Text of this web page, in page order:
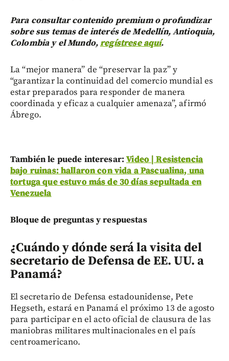
Para consultar contenido premium o profundizar
sobre sus temas de interés de Medellín, Antioquia,
Colombia y el Mundo,regístrese aquí.
La “mejor manera” de “preservar la paz” y
“garantizar la continuidad del comercio mundial es
estar preparados para responder de manera
coordinada y eficaz a cualquier amenaza”, afirmó
Ábrego.
También le puede interesar:Video | Resistencia
bajo ruinas: hallaron con vida a Pascualina, una
tortuga que estuvo más de 30 días sepultada en
Venezuela
Bloque de preguntas y respuestas
¿Cuándo y dónde será la visita del
secretario de Defensa de EE. UU. a
Panamá?
El secretario de Defensa estadounidense, Pete
Hegseth, estará en Panamá el próximo 13 de agosto
para participar en el acto oficial de clausura de las
maniobras militares multinacionales en el país
centroamericano.